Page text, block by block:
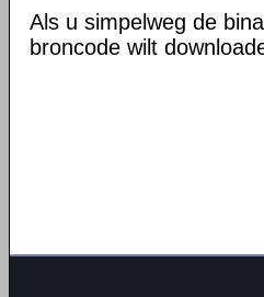
Als u simpelweg de
broncode wilt